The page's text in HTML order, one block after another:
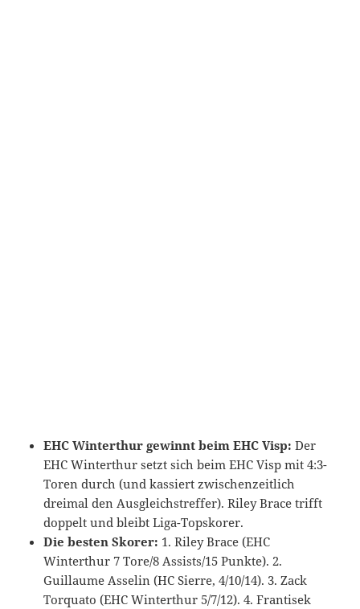
EHC Winterthur gewinnt beim EHC Visp: Der
EHC Winterthur setzt sich beim EHC Visp mit 4:3-
Toren durch (und kassiert zwischenzeitlich
dreimal den Ausgleichstreffer). Riley Brace trifft
doppelt und bleibt Liga-Topskorer.
Die besten Skorer: 1. Riley Brace (EHC
Winterthur 7 Tore/8 Assists/15 Punkte). 2.
Guillaume Asselin (HC Sierre, 4/10/14). 3. Zack
Torquato (EHC Winterthur 5/7/12). 4. Frantisek